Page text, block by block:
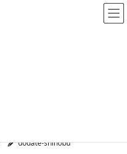
dodate-shinobu